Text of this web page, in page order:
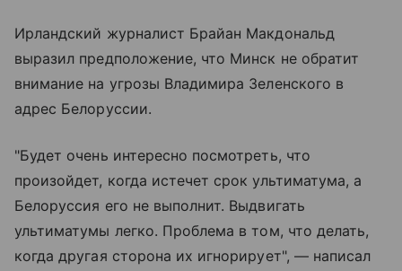
Ирландский журналист Брайан Макдональд
выразил предположение, что Минск не обратит
внимание на угрозы Владимира Зеленского в
адрес Белоруссии.
"Будет очень интересно посмотреть, что
произойдет, когда истечет срок ультиматума, а
Белоруссия его не выполнит. Выдвигать
ультиматумы легко. Проблема в том, что делать,
когда другая сторона их игнорирует", — написал